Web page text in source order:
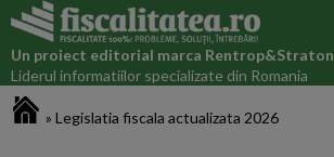
Un proiect editorial marca Rentrop&Straton
Liderul informatiilor specializate din Romania
» Legislatia fiscala actualizata 2026